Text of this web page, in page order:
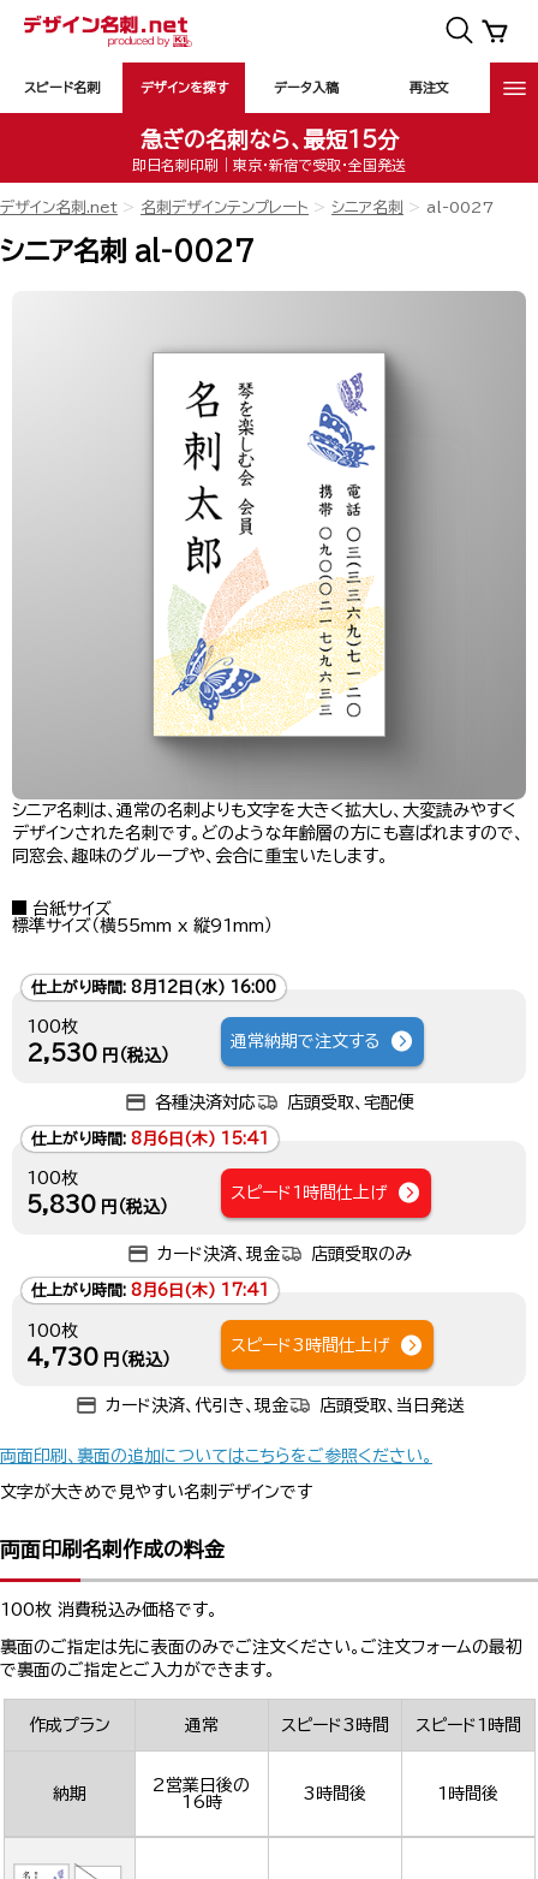
スピード名刺 デザインを探す データ入稿 再注文
急ぎの名刺なら、最短15分
即日名刺印刷｜東京・新宿で受取・全国発送
デザイン名刺.net 名刺デザインテンプレート シニア名刺 al-0027
シニア名刺 al-0027
シニア名刺は、通常の名刺よりも文字を大きく拡大し、大変読みやすく
デザインされた名刺です。どのような年齢層の方にも喜ばれますので、
同窓会、趣味のグループや、会合に重宝いたします。
台紙サイズ
標準サイズ（横55mm x 縦91mm）
仕上がり時間: 8月12日(水) 16:00
100枚
2,530 円（税込）
通常納期で注文する
各種決済対応 店頭受取、宅配便
仕上がり時間: 8月6日(木) 15:41
100枚
5,830 円（税込）
スピード1時間仕上げ
カード決済、現金 店頭受取のみ
仕上がり時間: 8月6日(木) 17:41
100枚
4,730 円（税込）
スピード3時間仕上げ
カード決済、代引き、現金 店頭受取、当日発送
両面印刷、裏面の追加についてはこちらをご参照ください。
文字が大きめで見やすい名刺デザインです
両面印刷名刺作成の料金
100枚 消費税込み価格です。
裏面のご指定は先に表面のみでご注文ください。ご注文フォームの最初
で裏面のご指定とご入力ができます。
作成プラン 通常 スピード3時間 スピード1時間
納期
2営業日後の
16時
3時間後 1時間後